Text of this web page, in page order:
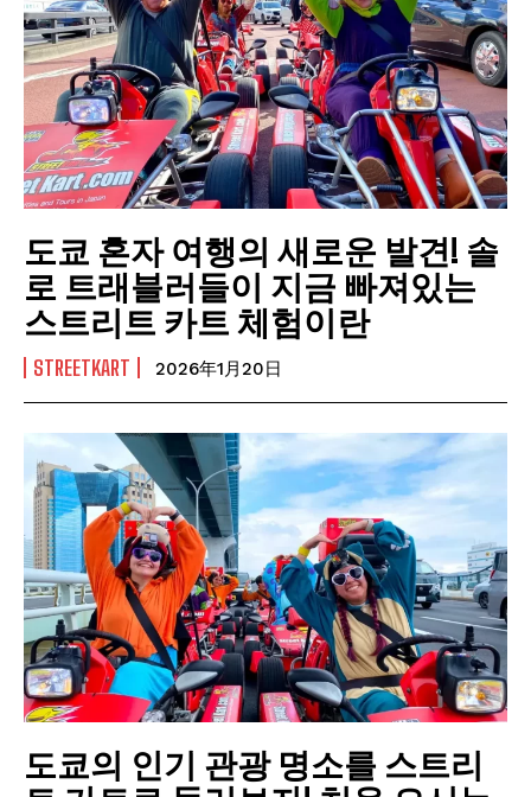
도쿄 혼자 여행의 새로운 발견! 솔
로 트래블러들이 지금 빠져있는
스트리트 카트 체험이란
STREETKART 2026年1月20日
도쿄의 인기 관광 명소를 스트리